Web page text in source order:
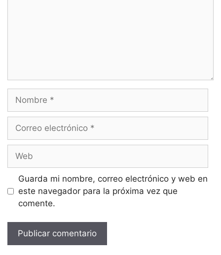
electrónico
Guarda mi nombre, correo electrónico y web en
este navegador para la próxima vez que
comente.